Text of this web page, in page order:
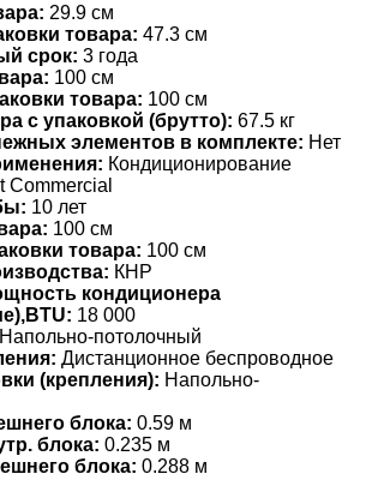
29.9 см
товара: 47.3 см
срок: 3 года
100 см
товара: 100 см
с упаковкой (брутто): 67.5 кг
элементов в комплекте: Нет
Кондиционирование
Commercial
10 лет
100 см
товара: 100 см
КНР
кондиционера
18 000
Напольно-потолочный
Дистанционное беспроводное
(крепления): Напольно-
блока: 0.59 м
блока: 0.235 м
блока: 0.288 м